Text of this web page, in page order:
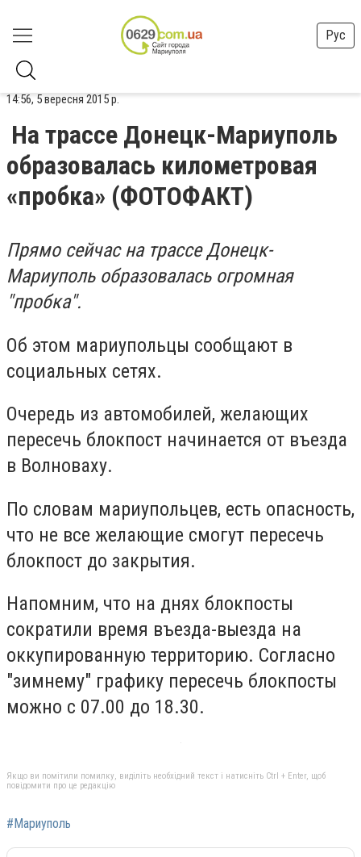
Рус
14:56, 5 вересня 2015 р.
На трассе Донецк-Мариуполь
образовалась километровая
«пробка» (ФОТОФАКТ)
Прямо сейчас на трассе Донецк-
Мариуполь образовалась огромная
"пробка".
Об этом мариупольцы сообщают в
социальных сетях.
Очередь из автомобилей, желающих
пересечь блокпост начинается от въезда
в Волноваху.
По словам мариупольцев, есть опасность,
что не все желающие смогут пересечь
блокпост до закрытия.
Напомним, что на днях блокпосты
сократили время въезда-выезда на
оккупированную территорию. Согласно
"зимнему" графику пересечь блокпосты
можно с 07.00 до 18.30.
Якщо ви помітили помилку, виділіть необхідний текст і натисніть Ctrl + Enter, щоб
повідомити про це редакцію
#Мариуполь